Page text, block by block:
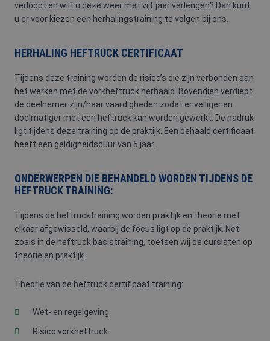
verloopt en wilt u deze weer met vijf jaar verlengen? Dan kunt
u er voor kiezen een herhalingstraining te volgen bij ons.
HERHALING HEFTRUCK CERTIFICAAT
Tijdens deze training worden de risico’s die zijn verbonden aan
het werken met de vorkheftruck herhaald. Bovendien verdiept
de deelnemer zijn/haar vaardigheden zodat er veiliger en
doelmatiger met een heftruck kan worden gewerkt. De nadruk
ligt tijdens deze training op de praktijk. Een behaald certificaat
heeft een geldigheidsduur van 5 jaar.
ONDERWERPEN DIE BEHANDELD WORDEN TIJDENS DE
HEFTRUCK TRAINING:
Tijdens de heftrucktraining worden praktijk en theorie met
elkaar afgewisseld, waarbij de focus ligt op de praktijk. Net
zoals in de heftruck basistraining, toetsen wij de cursisten op
theorie en praktijk.
Theorie van de heftruck certificaat training:
Wet- en regelgeving
Risico vorkheftruck